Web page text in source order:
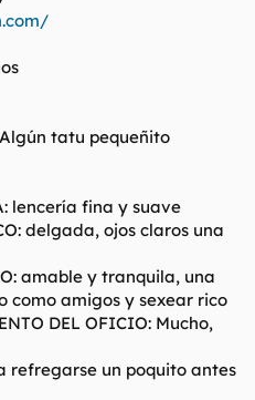
Algún tatu pequeñito
lencería fina y suave
delgada, ojos claros una
amable y tranquila, una
como amigos y sexear rico
DEL OFICIO: Mucho,
refregarse un poquito antes